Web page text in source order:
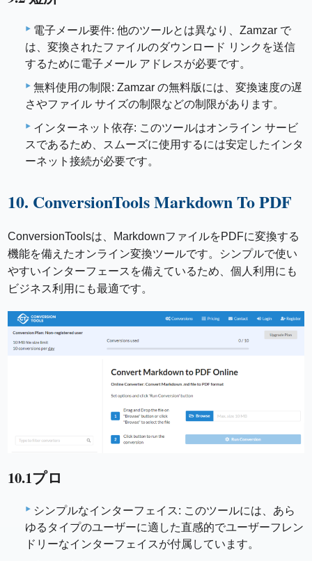
電子メール要件: 他のツールとは異なり、Zamzar で
は、変換されたファイルのダウンロード リンクを送信
するために電子メール アドレスが必要です。
無料使用の制限: Zamzar の無料版には、変換速度の遅
さやファイル サイズの制限などの制限があります。
インターネット依存: このツールはオンライン サービ
スであるため、スムーズに使用するには安定したインタ
ーネット接続が必要です。
10. ConversionTools Markdown To PDF
ConversionToolsは、MarkdownファイルをPDFに変換する
機能を備えたオンライン変換ツールです。シンプルで使い
やすいインターフェースを備えているため、個人利用にも
ビジネス利用にも最適です。
10.1プロ
シンプルなインターフェイス: このツールには、あら
ゆるタイプのユーザーに適した直感的でユーザーフレン
ドリーなインターフェイスが付属しています。